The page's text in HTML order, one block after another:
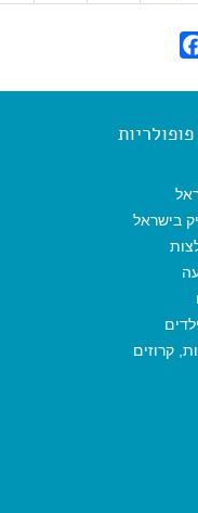
בישראל
קרוזים